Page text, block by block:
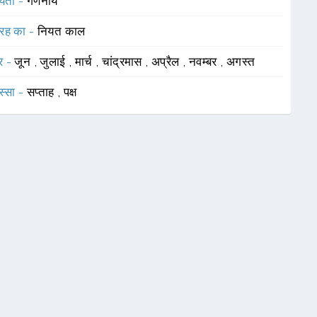
का -नियत काल
-जून ,जुलाई ,मार्च ,चांद्रमास , अप्रैल ,नवम्बर ,अगस्त
-सप्ताह ,पक्ष